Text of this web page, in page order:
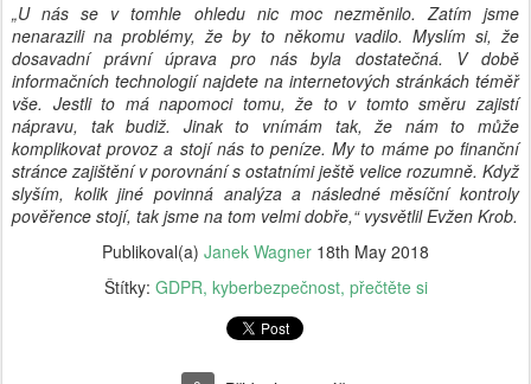
„U nás se v tomhle ohledu nic moc nezměnilo. Zatím jsme
nenarazili na problémy, že by to někomu vadilo. Myslím si, že
dosavadní právní úprava pro nás byla dostatečná. V době
informačních technologií najdete na internetových stránkách téměř
vše. Jestli to má napomoci tomu, že to v tomto směru zajistí
nápravu, tak budiž. Jinak to vnímám tak, že nám to může
komplikovat provoz a stojí nás to peníze. My to máme po finanční
stránce zajištění v porovnání s ostatními ještě velice rozumně. Když
slyším, kolik jiné povinná analýza a následné měsíční kontroly
pověřence stojí, tak jsme na tom velmi dobře,“ vysvětlil Evžen Krob.
Publikoval(a) Janek Wagner 18th May 2018
Štítky: GDPR kyberbezpečnost přečtěte si